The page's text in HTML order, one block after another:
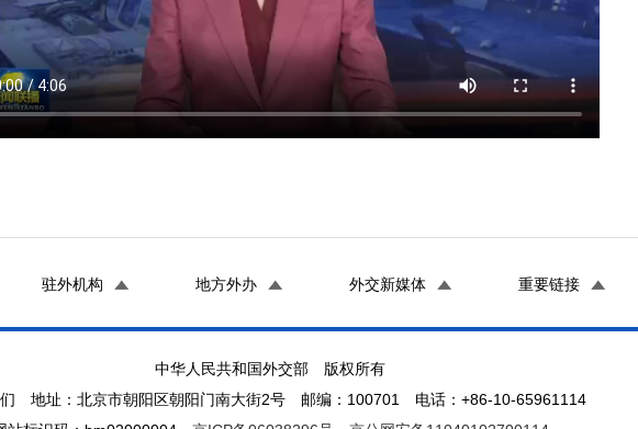
驻外机构 地方外办 外交新媒体 重要链接
中华人民共和国外交部 版权所有
地址：北京市朝阳区朝阳门南大街2号 邮编：100701 电话：+86-10-65961114